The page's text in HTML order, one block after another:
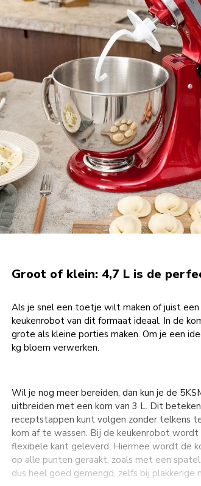
Groot of klein: 4,7 L is de
Als je snel een toetje wilt maken of juist
keukenrobot van dit formaat ideaal. In de
grote als kleine porties maken. Om je een
kg bloem verwerken.
Wil je nog meer bereiden, dan kun je de
uitbreiden met een kom van 3 L. Dit
receptstappen kunt volgen zonder telkens
kom af te wassen. Bij de keukenrobot
flexibele kant geleverd. Hiermee wordt de
op alle punten geraakt, zoals met een
dus heel goed gemengd, zelfs bij plakkerige